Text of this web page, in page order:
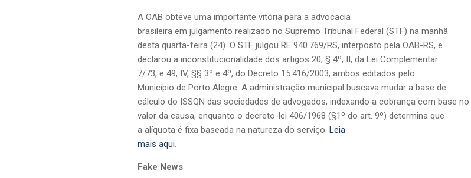
A OAB obteve uma importante vitória para a advocacia
brasileira em julgamento realizado no Supremo Tribunal Federal (STF) na manhã
desta quarta-feira (24). O STF julgou RE 940.769/RS, interposto pela OAB-RS, e
declarou a inconstitucionalidade dos artigos 20, § 4º, II, da Lei Complementar
7/73, e 49, IV, §§ 3º e 4º, do Decreto 15.416/2003, ambos editados pelo
Município de Porto Alegre. A administração municipal buscava mudar a base de
cálculo do ISSQN das sociedades de advogados, indexando a cobrança com base no
valor da causa, enquanto o decreto-lei 406/1968 (§1º do art. 9º) determina que
a alíquota é fixa baseada na natureza do serviço. Leia
mais aqui.
Fake News